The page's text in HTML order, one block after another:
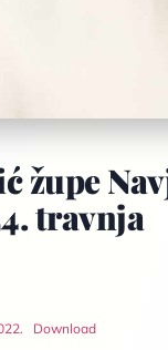
župe
travnja
Download